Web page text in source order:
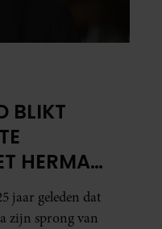
BLIKT
HERMAN
LOLA
jaar geleden dat
zijn sprong van